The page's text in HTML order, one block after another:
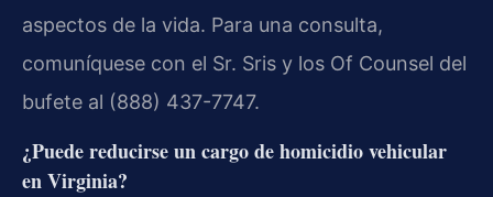
aspectos de la vida. Para una consulta,
comuníquese con el Sr. Sris y los Of Counsel del
bufete al (888) 437-7747.
¿Puede reducirse un cargo de homicidio vehicular
en Virginia?